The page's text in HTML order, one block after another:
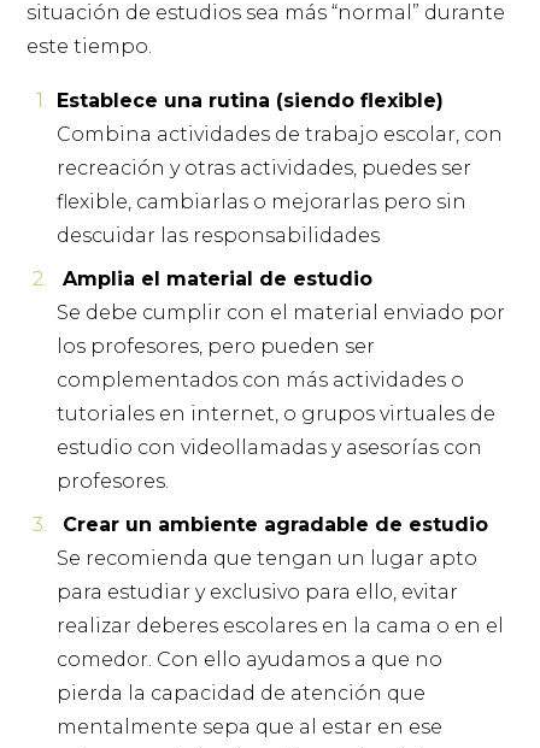
situación de estudios sea más “normal” durante
este tiempo.
Establece una rutina (siendo flexible)
Combina actividades de trabajo escolar, con
recreación y otras actividades, puedes ser
flexible, cambiarlas o mejorarlas pero sin
descuidar las responsabilidades
Amplia el material de estudio
Se debe cumplir con el material enviado por
los profesores, pero pueden ser
complementados con más actividades o
tutoriales en internet, o grupos virtuales de
estudio con videollamadas y asesorías con
profesores.
Crear un ambiente agradable de estudio
Se recomienda que tengan un lugar apto
para estudiar y exclusivo para ello, evitar
realizar deberes escolares en la cama o en el
comedor. Con ello ayudamos a que no
pierda la capacidad de atención que
mentalmente sepa que al estar en ese